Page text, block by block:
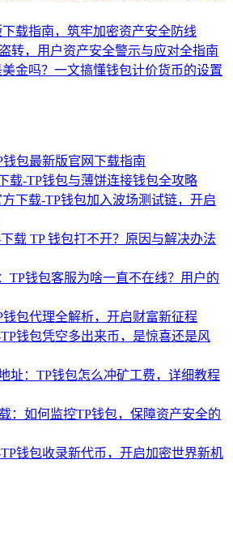
载指南，筑牢加密资产安全防线
转，用户资产安全警示与应对全指南
金吗？一文搞懂钱包计价货币的设置
钱包最新版官网下载指南
载-TP钱包与薄饼连接钱包全攻略
方下载-TP钱包加入波场测试链，开启
载 TP 钱包打不开？原因与解决办法
TP钱包客服为啥一直不在线？用户的
钱包代理全解析，开启财富新征程
钱包凭空多出来币，是惊喜还是风
址：TP钱包怎么冲矿工费，详细教程
：如何监控TP钱包，保障资产安全的
钱包收录新代币，开启加密世界新机